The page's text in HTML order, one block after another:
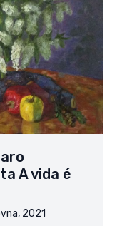
A vida é
2021